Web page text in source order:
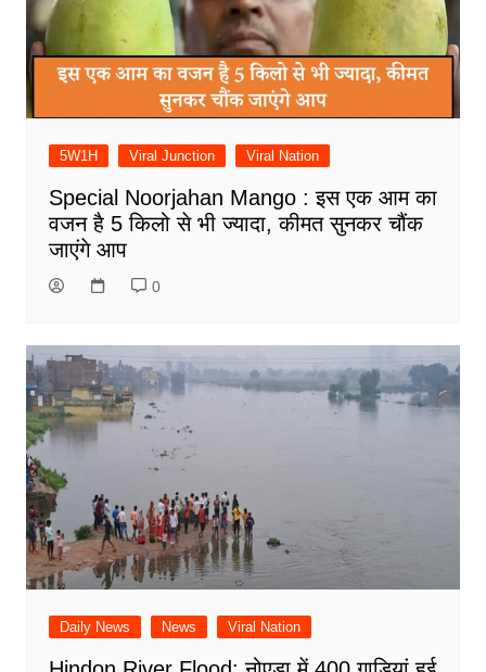
5W1H Viral Junction Viral Nation
Special Noorjahan Mango : इस एक आम का
वजन है 5 किलो से भी ज्यादा, कीमत सुनकर चौंक
जाएंगे आप
0
Daily News News Viral Nation